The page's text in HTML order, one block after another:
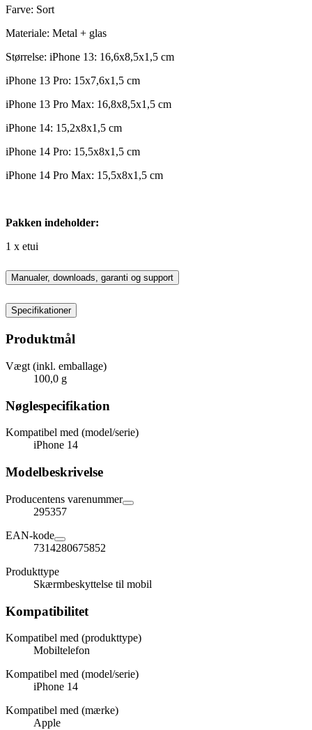
Farve: Sort
Materiale: Metal + glas
Størrelse: iPhone 13: 16,6x8,5x1,5 cm
iPhone 13 Pro: 15x7,6x1,5 cm
iPhone 13 Pro Max: 16,8x8,5x1,5 cm
iPhone 14: 15,2x8x1,5 cm
iPhone 14 Pro: 15,5x8x1,5 cm
iPhone 14 Pro Max: 15,5x8x1,5 cm
Pakken indeholder:
1 x etui
Manualer, downloads, garanti og support
Specifikationer
Produktmål
Vægt (inkl. emballage)
100,0 g
Nøglespecifikation
Kompatibel med (model/serie)
iPhone 14
Modelbeskrivelse
Producentens varenummer
295357
EAN-kode
7314280675852
Produkttype
Skærmbeskyttelse til mobil
Kompatibilitet
Kompatibel med (produkttype)
Mobiltelefon
Kompatibel med (model/serie)
iPhone 14
Kompatibel med (mærke)
Apple